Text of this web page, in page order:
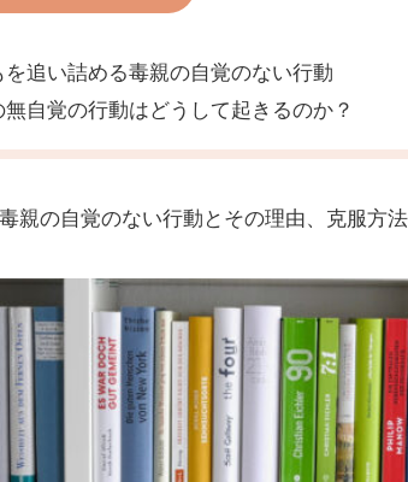
を追い詰める毒親の自覚のない行動
無自覚の行動はどうして起きるのか？
親の自覚のない行動とその理由、克服方